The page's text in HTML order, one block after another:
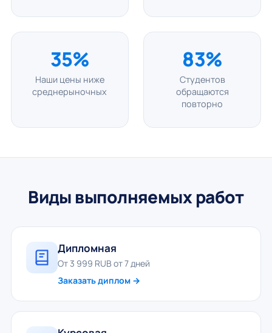
35%
Наши цены ниже
среднерыночных
83%
Студентов
обращаются
повторно
Виды выполняемых работ
Дипломная
От 3 999 RUB от 7 дней
Заказать диплом →